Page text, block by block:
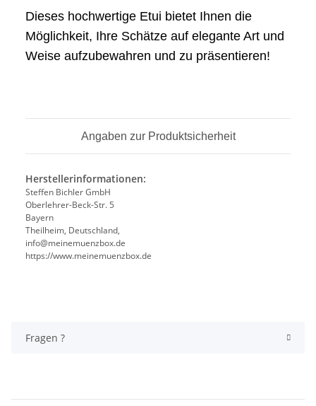
Dieses hochwertige Etui bietet Ihnen die
Möglichkeit, Ihre Schätze auf elegante Art und
Weise aufzubewahren und zu präsentieren!
Angaben zur Produktsicherheit
Herstellerinformationen:
Steffen Bichler GmbH
Oberlehrer-Beck-Str. 5
Bayern
Theilheim, Deutschland,
info@meinemuenzbox.de
https://www.meinemuenzbox.de
Fragen ?